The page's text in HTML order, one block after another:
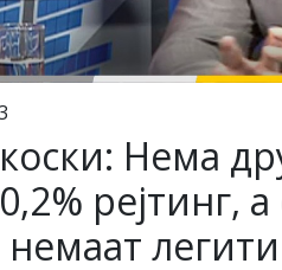
Нема
рејтинг,
немаат